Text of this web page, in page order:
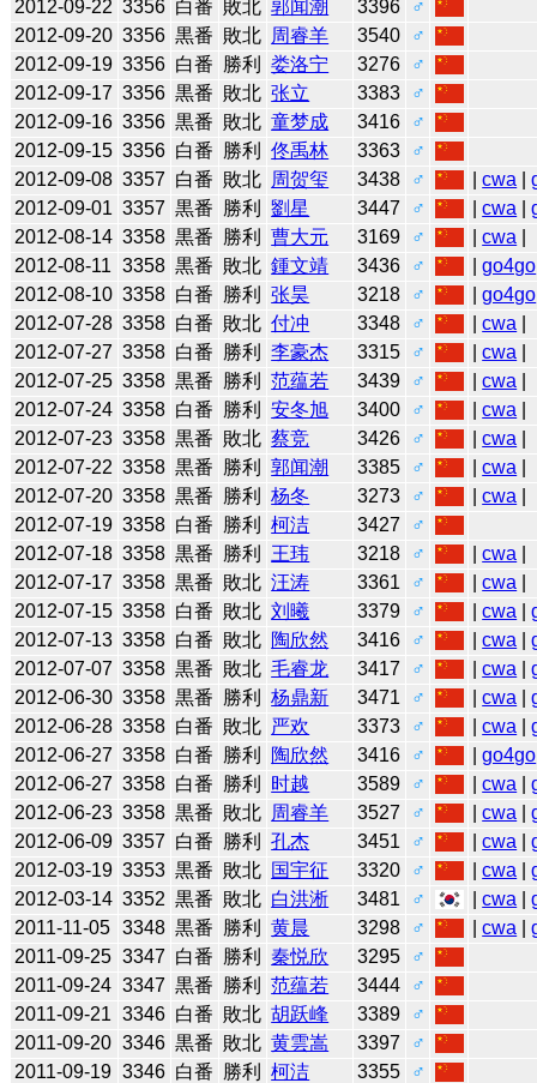
2012-09-22 3356 白番 敗北 郭闻潮 3396
♂
2012-09-20 3356 黒番 敗北 周睿羊 3540
♂
2012-09-19 3356 白番 勝利 娄洛宁 3276
♂
2012-09-17 3356 黒番 敗北 张立 3383
♂
2012-09-16 3356 黒番 敗北 童梦成 3416
♂
2012-09-15 3356 白番 勝利 佟禹林 3363
♂
2012-09-08 3357 白番 敗北 周贺玺 3438 ♂ |cwa |
2012-09-01 3357 黒番 勝利 劉星 3447 ♂ |cwa |
2012-08-14 3358 黒番 勝利 曹大元 3169 ♂ |cwa
2012-08-11 3358 黒番 敗北 鍾文靖 3436 ♂ |go4go
2012-08-10 3358 白番 勝利 张昊 3218 ♂ |go4go
2012-07-28 3358 白番 敗北 付冲 3348 ♂ |cwa
2012-07-27 3358 白番 勝利 李豪杰 3315 ♂ |cwa
2012-07-25 3358 黒番 勝利 范蕴若 3439 ♂ |cwa
2012-07-24 3358 白番 勝利 安冬旭 3400 ♂ |cwa
2012-07-23 3358 黒番 敗北 蔡竞 3426 ♂ |cwa
2012-07-22 3358 黒番 勝利 郭闻潮 3385 ♂ |cwa
2012-07-20 3358 黒番 勝利 杨冬 3273 ♂ |cwa
2012-07-19 3358 白番 勝利 柯洁 3427
♂
2012-07-18 3358 黒番 勝利 王玮 3218 ♂ |cwa
2012-07-17 3358 黒番 敗北 汪涛 3361 ♂ |cwa
2012-07-15 3358 白番 敗北 刘曦 3379 ♂ |cwa |
2012-07-13 3358 白番 敗北 陶欣然 3416 ♂ |cwa |
2012-07-07 3358 黒番 敗北 毛睿龙 3417 ♂ |cwa |
2012-06-30 3358 黒番 勝利 杨鼎新 3471 ♂ |cwa |
2012-06-28 3358 白番 敗北 严欢 3373 ♂ |cwa |
2012-06-27 3358 白番 勝利 陶欣然 3416 ♂ |go4go
2012-06-27 3358 白番 勝利 时越 3589 ♂ |cwa |
2012-06-23 3358 黒番 敗北 周睿羊 3527 ♂ |cwa |
2012-06-09 3357 白番 勝利 孔杰 3451 ♂ |cwa |
2012-03-19 3353 黒番 敗北 国宇征 3320 ♂ |cwa |
2012-03-14 3352 黒番 敗北 白洪淅 3481 ♂ |cwa |
2011-11-05 3348 黒番 勝利 黄晨 3298 ♂ |cwa |
2011-09-25 3347 白番 勝利 秦悦欣 3295
♂
2011-09-24 3347 黒番 勝利 范蕴若 3444
♂
2011-09-21 3346 白番 敗北 胡跃峰 3389
♂
2011-09-20 3346 黒番 敗北 黄雲嵩 3397
♂
2011-09-19 3346 白番 勝利 柯洁 3355
♂